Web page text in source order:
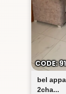
bel
2cha...
CODE: